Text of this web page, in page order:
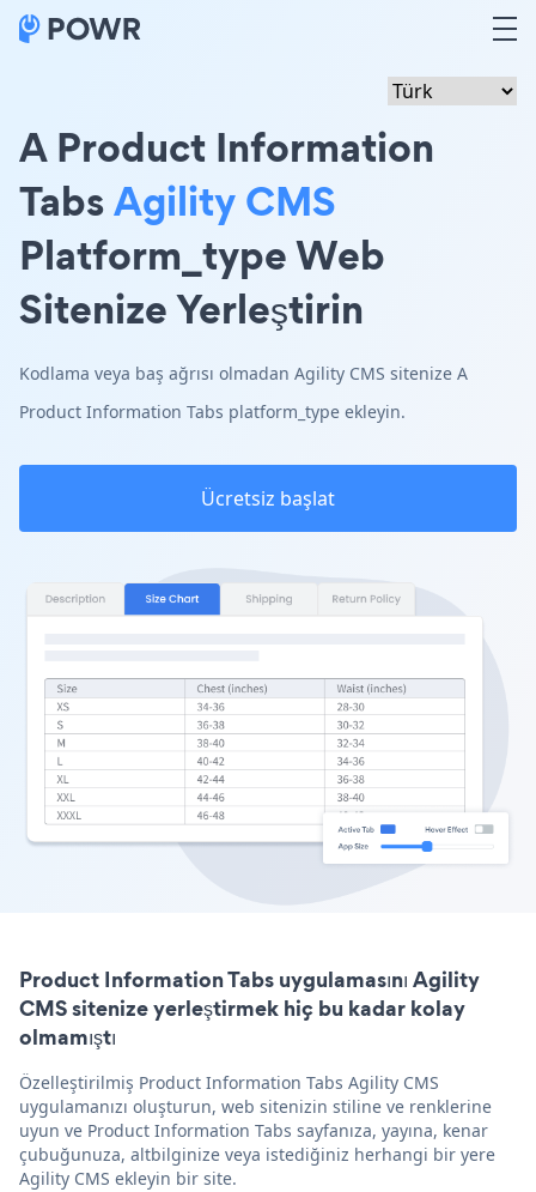
A Product Information
TabsAgility CMS
Platform_type Web
Sitenize Yerleştirin
Kodlama veya baş ağrısı olmadan Agility CMS sitenize A
Product Information Tabs platform_type ekleyin.
Ücretsiz başlat
Product Information Tabs uygulamasını Agility
CMS sitenize yerleştirmek hiç bu kadar kolay
olmamıştı
Özelleştirilmiş Product Information Tabs Agility CMS
uygulamanızı oluşturun, web sitenizin stiline ve renklerine
uyun ve Product Information Tabs sayfanıza, yayına, kenar
çubuğunuza, altbilginize veya istediğiniz herhangi bir yere
Agility CMS ekleyin bir site.